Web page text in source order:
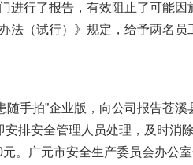
进行了报告，有效阻止了可能因
法（试行）》规定，给予两名员
手拍”企业版，向公司报告苍溪
排安全管理人员处理，及时消
。广元市安全生产委员会办公